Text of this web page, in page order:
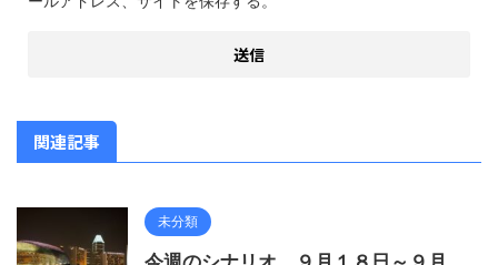
関連記事
未分類